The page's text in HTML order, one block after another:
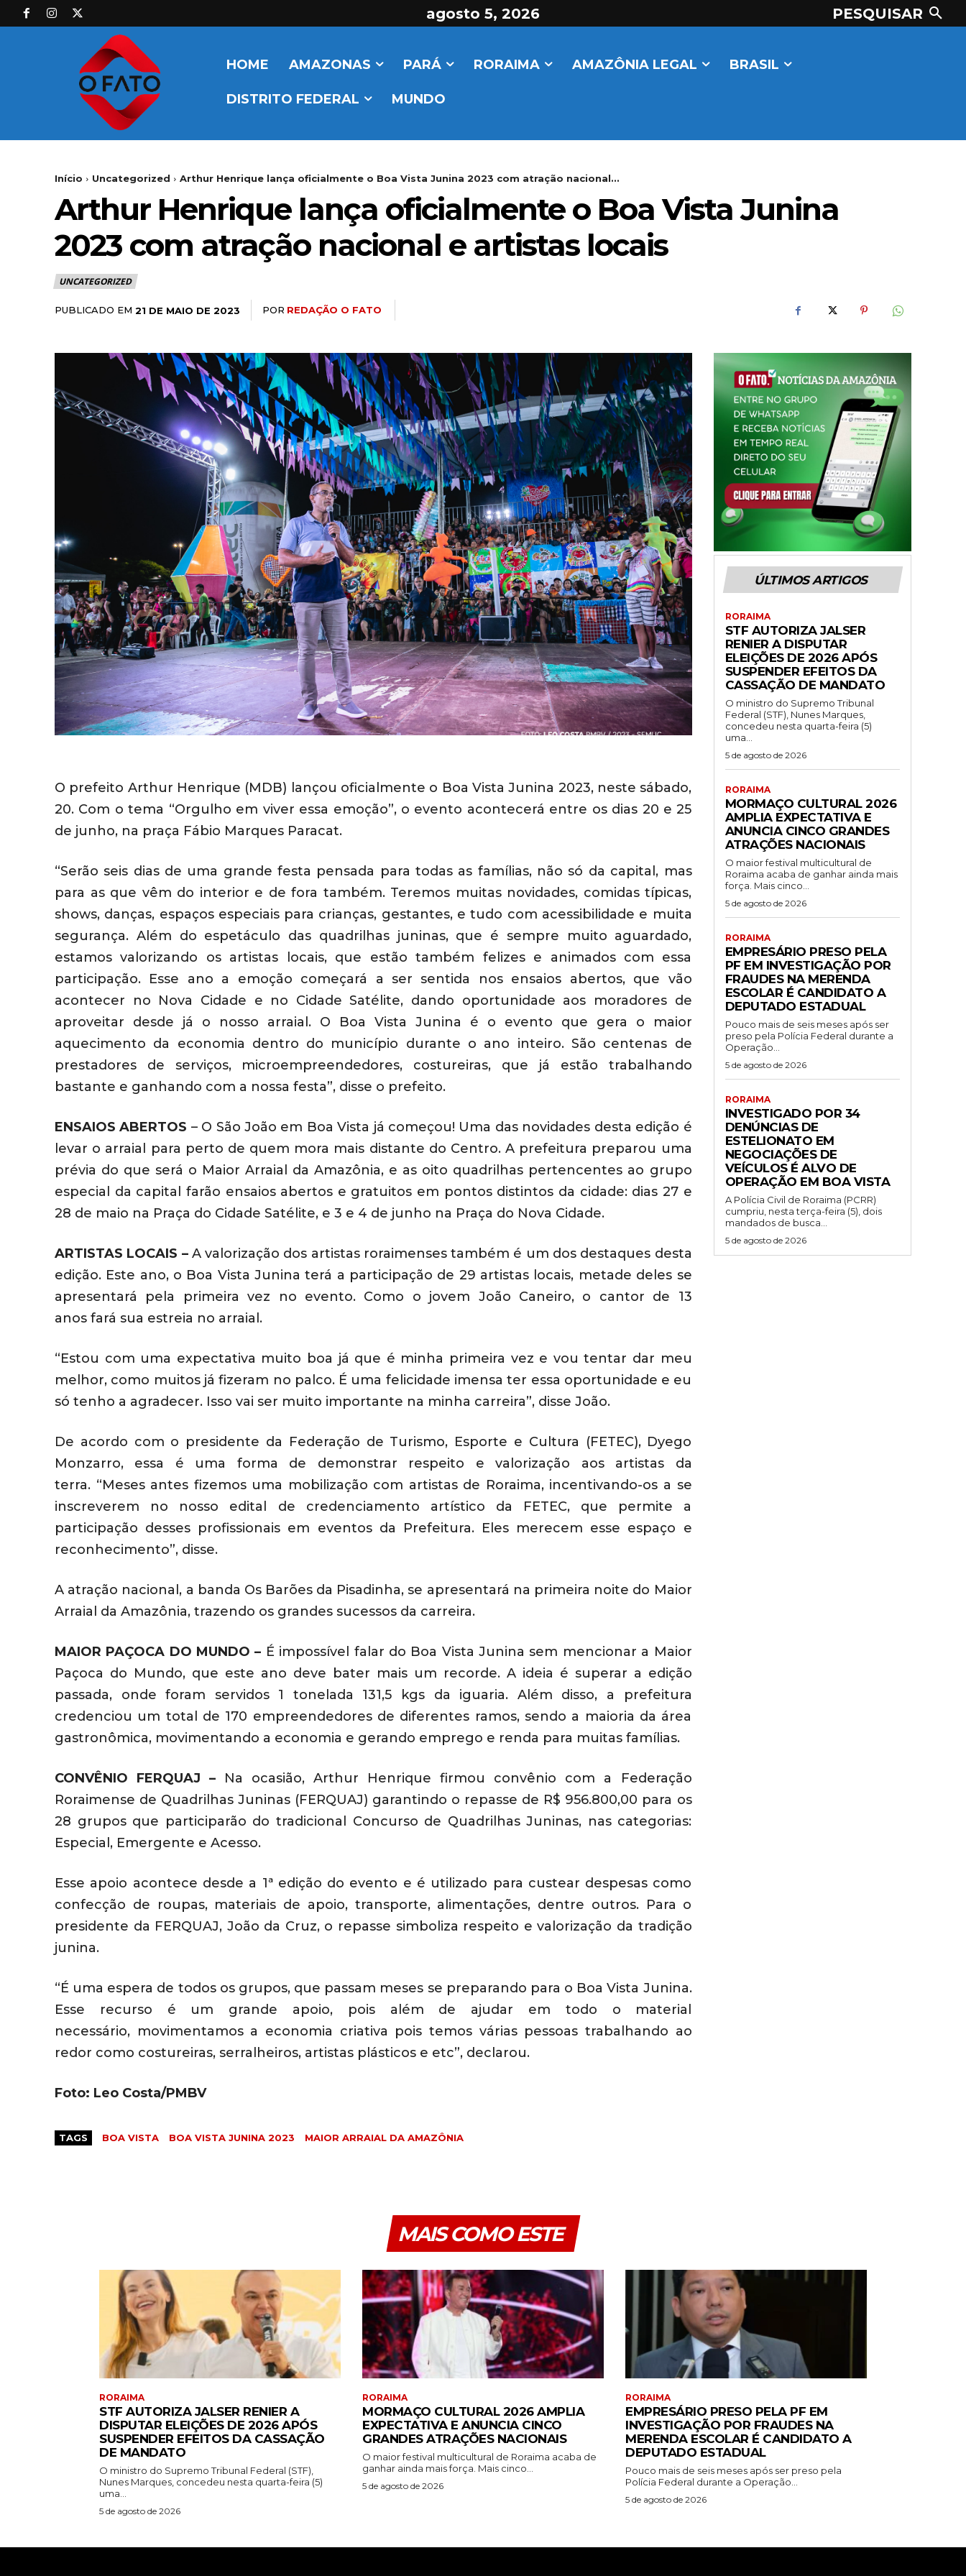
agosto 5, 2026 PESQUISAR
HOME AMAZONAS PARÁ RORAIMA AMAZÔNIA LEGAL BRASIL
DISTRITO FEDERAL MUNDO
Início Uncategorized Arthur Henrique lança oficialmente o Boa Vista Junina 2023 com atração nacional...
Arthur Henrique lança oficialmente o Boa Vista Junina
2023 com atração nacional e artistas locais
UNCATEGORIZED
PUBLICADO EM 21 DE MAIO DE 2023 POR REDAÇÃO O FATO
O prefeito Arthur Henrique (MDB) lançou oficialmente o Boa Vista Junina 2023, neste sábado,
20. Com o tema “Orgulho em viver essa emoção”, o evento acontecerá entre os dias 20 e 25
de junho, na praça Fábio Marques Paracat.
“Serão seis dias de uma grande festa pensada para todas as famílias, não só da capital, mas
para as que vêm do interior e de fora também. Teremos muitas novidades, comidas típicas,
shows, danças, espaços especiais para crianças, gestantes, e tudo com acessibilidade e muita
segurança. Além do espetáculo das quadrilhas juninas, que é sempre muito aguardado,
estamos valorizando os artistas locais, que estão também felizes e animados com essa
participação. Esse ano a emoção começará a ser sentida nos ensaios abertos, que vão
acontecer no Nova Cidade e no Cidade Satélite, dando oportunidade aos moradores de
aproveitar desde já o nosso arraial. O Boa Vista Junina é o evento que gera o maior
aquecimento da economia dentro do município durante o ano inteiro. São centenas de
prestadores de serviços, microempreendedores, costureiras, que já estão trabalhando
bastante e ganhando com a nossa festa”, disse o prefeito.
ENSAIOS ABERTOS – O São João em Boa Vista já começou! Uma das novidades desta edição é
levar o arraial para perto de quem mora mais distante do Centro.A prefeitura preparou uma
prévia do que será o Maior Arraial da Amazônia, e as oito quadrilhas pertencentes ao grupo
especial da capital farão ensaios abertos e gratuitos em pontos distintos da cidade:dias 27 e
28 de maio na Praça do Cidade Satélite, e 3 e 4 de junho na Praça do Nova Cidade.
ARTISTAS LOCAIS –A valorização dos artistas roraimensestambém é um dos destaques desta
edição. Este ano, o Boa Vista Junina terá a participação de 29 artistas locais, metade deles se
apresentará pela primeira vez
no evento. Como o jovem João Caneiro, o cantor de 13
anos fará sua estreia no arraial.
“Estou com uma expectativa muito boa já que é minha primeira vez e vou tentar dar meu
melhor, como muitos já fizeram no palco. É uma felicidade imensa ter essa oportunidade e eu
só tenho a agradecer. Isso vai ser muito importante na minha carreira”, disse João.
De acordo com o presidente da Federação de Turismo, Esporte e Cultura (FETEC), Dyego
Monzarro, essa é uma forma de demonstrar respeito e valorização aos artistas da
terra. “Meses antes fizemos uma mobilização com artistas de Roraima, incentivando-os a se
inscreverem no nosso edital de credenciamento artístico da FETEC, que permite a
participação desses profissionais em eventos da Prefeitura. Eles merecem esse espaço e
reconhecimento”, disse.
A atração nacional, a banda Os Barões da Pisadinha, se apresentará na primeira noite do Maior
Arraial da Amazônia, trazendo os grandes sucessos da carreira.
MAIOR PAÇOCA DO MUNDO – É impossível falar do Boa Vista Junina sem mencionar a Maior
Paçoca do Mundo, que este ano deve bater mais um recorde. A ideia é superar a edição
passada, onde foram servidos 1 tonelada 131,5 kgs da iguaria. Além disso, a prefeitura
credenciou um total de 170 empreendedores de diferentes ramos, sendo a maioria da área
gastronômica, movimentando a economia e gerando emprego e renda para muitas famílias.
CONVÊNIO FERQUAJ – Na ocasião, Arthur Henrique firmou convênio com a Federação
Roraimense de Quadrilhas Juninas (FERQUAJ) garantindo o repasse de R$ 956.800,00 para os
28 grupos que participarão do tradicional Concurso de Quadrilhas Juninas, nas categorias:
Especial, Emergente e Acesso.
Esse apoio acontece desde a 1ª edição do evento e é utilizado para custear despesas como
confecção de roupas, materiais de apoio, transporte, alimentações, dentre outros. Para o
presidente da FERQUAJ, João da Cruz, o repasse simboliza respeito e valorização da tradição
junina.
“É uma espera de todos os grupos, que passam meses se preparando para o Boa Vista Junina.
Esse recurso é um grande apoio, pois além de ajudar em todo o material
necessário, movimentamosa economia criativa pois temos várias pessoas trabalhando ao
redor como costureiras, serralheiros, artistas plásticos e etc”, declarou.
Foto: Leo Costa/PMBV
TAGS BOA VISTA BOA VISTA JUNINA 2023 MAIOR ARRAIAL DA AMAZÔNIA
ÚLTIMOS ARTIGOS
RORAIMA
STF AUTORIZA JALSER
RENIER A DISPUTAR
ELEIÇÕES DE 2026 APÓS
SUSPENDER EFEITOS DA
CASSAÇÃO DE MANDATO
O ministro do Supremo Tribunal
Federal (STF), Nunes Marques,
concedeu nesta quarta-feira (5)
uma...
5 de agosto de 2026
RORAIMA
MORMAÇO CULTURAL 2026
AMPLIA EXPECTATIVA E
ANUNCIA CINCO GRANDES
ATRAÇÕES NACIONAIS
O maior festival multicultural de
Roraima acaba de ganhar ainda mais
força. Mais cinco...
5 de agosto de 2026
RORAIMA
EMPRESÁRIO PRESO PELA
PF EM INVESTIGAÇÃO POR
FRAUDES NA MERENDA
ESCOLAR É CANDIDATO A
DEPUTADO ESTADUAL
Pouco mais de seis meses após ser
preso pela Polícia Federal durante a
Operação...
5 de agosto de 2026
RORAIMA
INVESTIGADO POR 34
DENÚNCIAS DE
ESTELIONATO EM
NEGOCIAÇÕES DE
VEÍCULOS É ALVO DE
OPERAÇÃO EM BOA VISTA
A Polícia Civil de Roraima (PCRR)
cumpriu, nesta terça-feira (5), dois
mandados de busca...
5 de agosto de 2026
MAIS COMO ESTE
RORAIMA
STF AUTORIZA JALSER RENIER A
DISPUTAR ELEIÇÕES DE 2026 APÓS
SUSPENDER EFEITOS DA CASSAÇÃO
DE MANDATO
O ministro do Supremo Tribunal Federal (STF),
Nunes Marques, concedeu nesta quarta-feira (5)
uma...
5 de agosto de 2026
RORAIMA
MORMAÇO CULTURAL 2026 AMPLIA
EXPECTATIVA E ANUNCIA CINCO
GRANDES ATRAÇÕES NACIONAIS
O maior festival multicultural de Roraima acaba de
ganhar ainda mais força. Mais cinco...
5 de agosto de 2026
RORAIMA
EMPRESÁRIO PRESO PELA PF EM
INVESTIGAÇÃO POR FRAUDES NA
MERENDA ESCOLAR É CANDIDATO A
DEPUTADO ESTADUAL
Pouco mais de seis meses após ser preso pela
Polícia Federal durante a Operação...
5 de agosto de 2026